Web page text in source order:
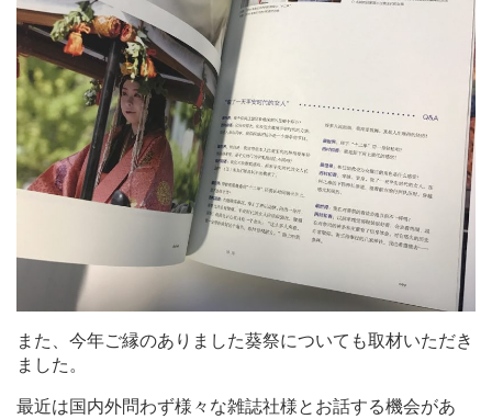
また、今年ご縁のありました葵祭についても取材いただき
ました。
最近は国内外問わず様々な雑誌社様とお話する機会があ